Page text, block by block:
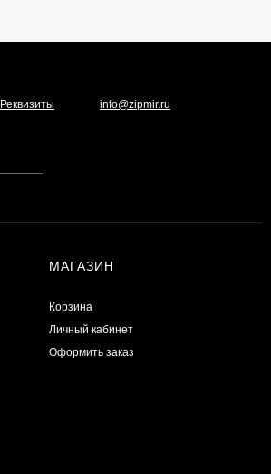
Реквизиты info@zipmir.ru
МАГАЗИН
Корзина
Личный кабинет
Оформить заказ